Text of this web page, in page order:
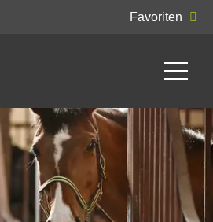
Favoriten